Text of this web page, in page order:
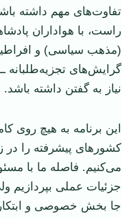
‏تفاوت‌های مهم داشته
راست، با هواداران
(مذهب سياسی) و
گرايش‌های
نياز به گفتن داشته باشد.
‏اين برنامه به هيچ روی
كشورهای پيشرفته را در
می‌كنيم. فاصله ما با
‏جزئيات عملی بپردازيم
جا بخش خصوصی و